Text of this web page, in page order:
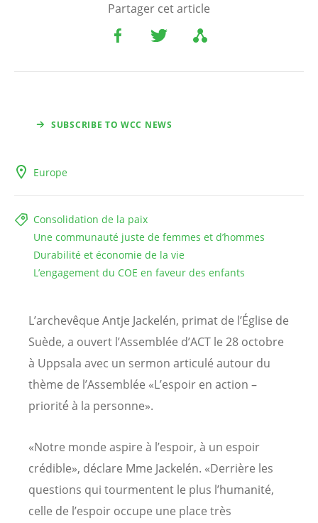
Partager cet article
SUBSCRIBE TO WCC NEWS
Europe
Consolidation de la paix
Une communauté juste de femmes et d’hommes
Durabilité et économie de la vie
L’engagement du COE en faveur des enfants
L’archevêque Antje Jackelén, primat de l’Église de
Suède, a ouvert l’Assemblée d’ACT le 28 octobre
à Uppsala avec un sermon articulé autour du
thème de l’Assemblée «L’espoir en action –
priorité́ à la personne».
«Notre monde aspire à l’espoir, à un espoir
crédible», déclare Mme Jackelén. «Derrière les
questions qui tourmentent le plus l’humanité,
celle de l’espoir occupe une place très